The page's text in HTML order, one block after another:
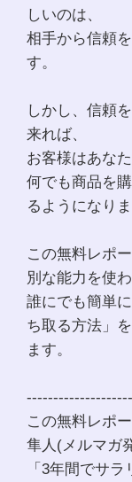
しいのは、
相手から信頼
す。
しかし、信頼
来れば、
お客様はあな
何でも商品を
るようになり
この無料レポ
別な能力を使
誰にでも簡単
ち取る方法」
ます。
この無料レポ
隼人(メルマガ
「3年間でサ